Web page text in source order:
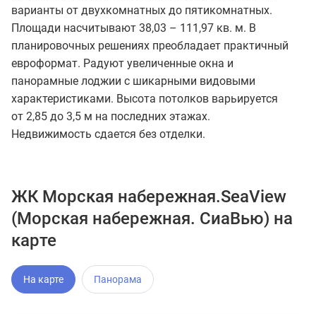
варианты от двухкомнатных до пятикомнатных.
Площади насчитывают 38,03 – 111,97 кв. м. В
планировочных решениях преобладает практичный
евроформат. Радуют увеличенные окна и
панорамные лоджии с шикарными видовыми
характеристиками. Высота потолков варьируется
от 2,85 до 3,5 м на последних этажах.
Недвижимость сдается без отделки.
ЖК Морская набережная.SeaView
(Морская набережная. СиаВью) на
карте
На карте Панорама